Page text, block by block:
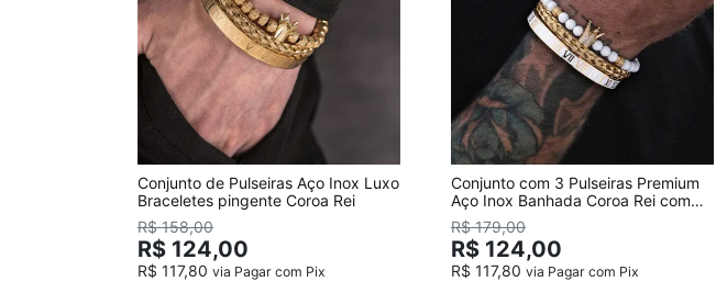
ANÉIS MAGNÉTICOS DE COBRE
Conjunto de Pulseiras Aço Inox Luxo
Braceletes pingente Coroa Rei
R$ 158,00
R$ 124,00
R$ 117,80 via Pagar com Pix
Conjunto com 3 Pulseiras Premium
Aço Inox Banhada Coroa Rei com
Strass
R$ 179,00
R$ 124,00
R$ 117,80 via Pagar com Pix